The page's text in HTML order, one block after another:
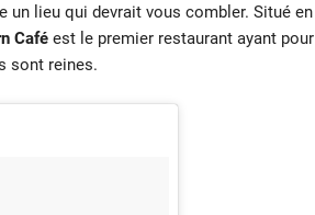
un lieu qui devrait vous combler. Situé en
Caféest le premier restaurant ayant pour
sont reines.